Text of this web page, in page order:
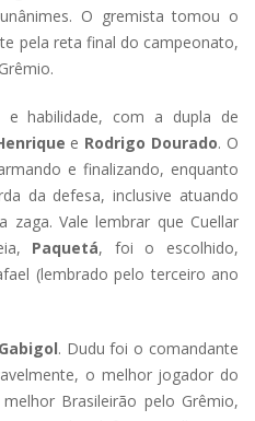
O gremista tomou o
pela reta final do campeonato,
e habilidade, com a dupla de
e Rodrigo Dourado. O
e finalizando, enquanto
da defesa, inclusive atuando
zaga. Vale lembrar que Cuellar
Paquetá, foi o escolhido,
(lembrado pelo terceiro ano
Gabigol. Dudu foi o comandante
o melhor jogador do
Brasileirão pelo Grêmio,